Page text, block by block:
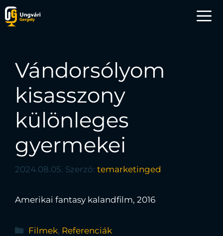
Vándorsólyom
kisasszony
különleges
gyermekei
2024.08.05. Szerző: temarketinged
Amerikai fantasy kalandfilm, 2016
Filmek, Referenciák